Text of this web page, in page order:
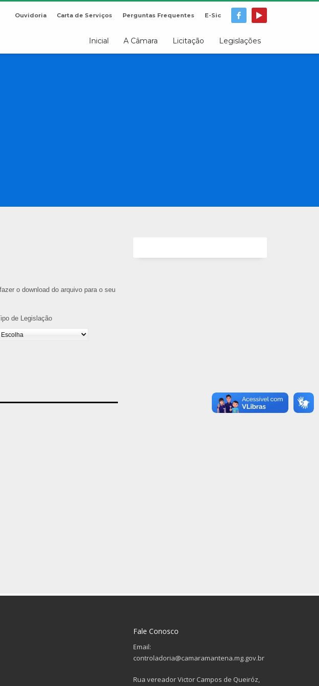
Ouvidoria Carta de Serviços Perguntas Frequentes E-Sic
Inicial A Câmara Licitação Legislações
o download do arquivo para o seu
de Legislação
Fale Conosco
Email:
controladoria@camaramantena.mg.gov.br
Rua vereador Victor Campos de Queiróz,